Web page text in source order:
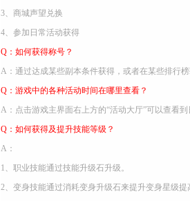
3、商城声望兑换
4、参加日常活动获得
Q：如何获得称号？
A：通过达成某些副本条件获得，或者在某些排行
Q：游戏中的各种活动时间在哪里查看？
A：点击游戏主界面右上方的“活动大厅”可以查看到
Q：如何获得及提升技能等级？
A：
1、职业技能通过技能升级石升级。
2、变身技能通过消耗变身升级石来提升变身星级